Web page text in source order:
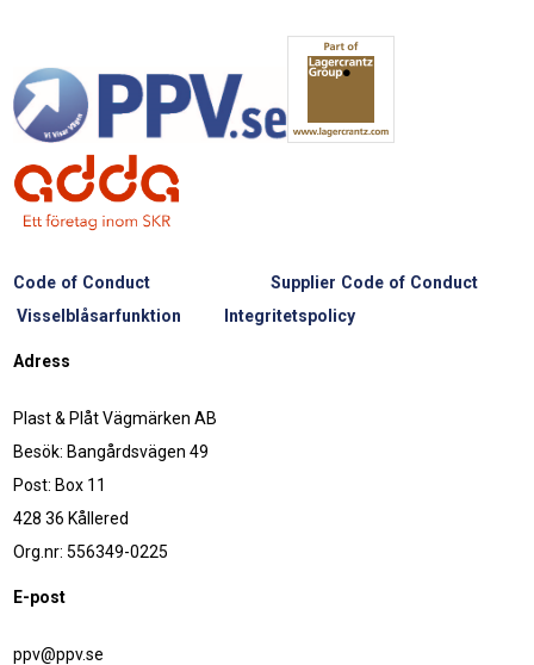
Code of Conduct
Supplier Code of Conduct
Visselblåsarfunktion
Integritetspolicy
Adress
Plast & Plåt Vägmärken AB
Besök: Bangårdsvägen 49
Post: Box 11
428 36 Kållered
Org.nr: 556349-0225
E-post
ppv@ppv.se